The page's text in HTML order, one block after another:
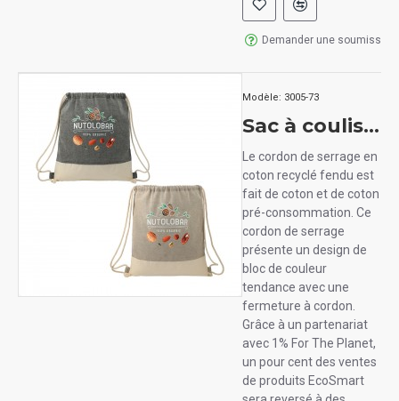
Demander une soumission
Modèle: 3005-73
Sac à coulisse en coton recyclé
Le cordon de serrage en
coton recyclé fendu est
fait de coton et de coton
pré-consommation. Ce
cordon de serrage
présente un design de
bloc de couleur
tendance avec une
fermeture à cordon.
Grâce à un partenariat
avec 1% For The Planet,
un pour cent des ventes
de produits EcoSmart